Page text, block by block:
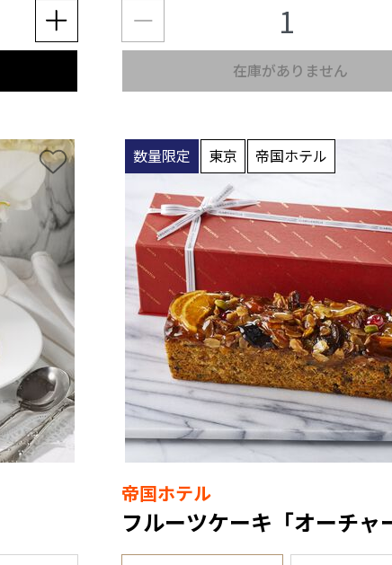
在庫がありません
数量限定 東京 帝国ホテル
帝国ホテル
フルーツケーキ「オーチャ